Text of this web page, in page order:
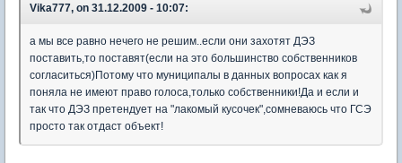
Vika777, on 31.12.2009 - 10:07:
а мы все равно нечего не решим..если они захотят ДЭЗ
поставить,то поставят(если на это большинство собственников
согласиться)Потому что муниципалы в данных вопросах как я
поняла не имеют право голоса,только собственники!Да и если и
так что ДЭЗ претендует на "лакомый кусочек",сомневаюсь что ГСЭ
просто так отдаст объект!